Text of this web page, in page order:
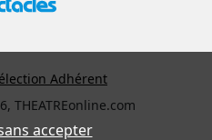
Adhérent
THEATREonline.com
accepter